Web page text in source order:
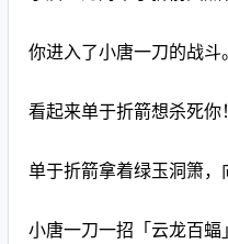
你进入了小唐一刀的战斗。
看起来单于折箭想杀死你！
单于折箭拿着绿玉洞箫，
小唐一刀一招「云龙百